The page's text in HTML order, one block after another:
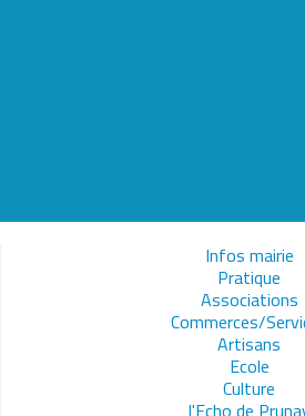
Infos mairie
Pratique
Associations
Commerces/
Artisans
Ecole
Culture
l'Echo de